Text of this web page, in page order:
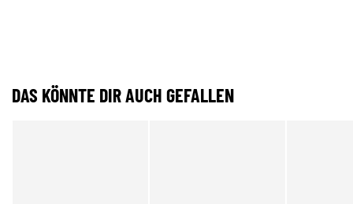
DAS KÖNNTE DIR AUCH GEFALLEN